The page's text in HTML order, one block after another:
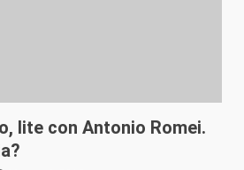
lite con Antonio Romei.